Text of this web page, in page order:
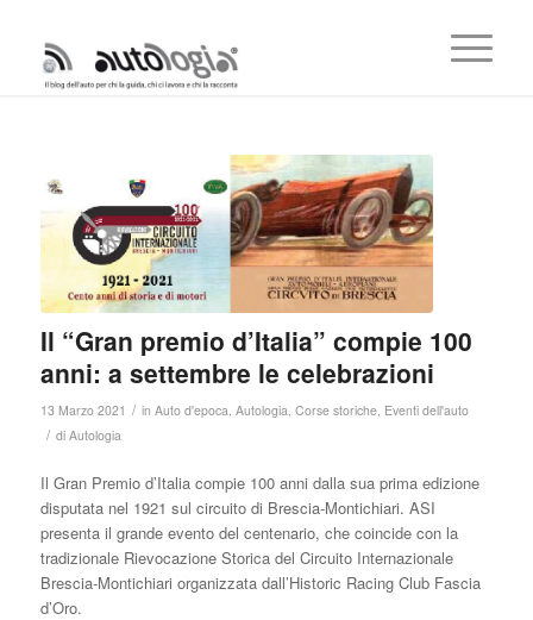
Il “Gran premio d’Italia” compie 100
anni: a settembre le celebrazioni
13 Marzo 2021 / in Auto d'epoca Autologia Corse storiche, Eventi dell'auto
/ di Autologia
Il Gran Premio d’Italia compie 100 anni dalla sua prima edizione
disputata nel 1921 sul circuito di Brescia-Montichiari. ASI
presenta il grande evento del centenario, che coincide con la
tradizionale Rievocazione Storica del Circuito Internazionale
Brescia-Montichiari organizzata dall’Historic Racing Club Fascia
d’Oro.